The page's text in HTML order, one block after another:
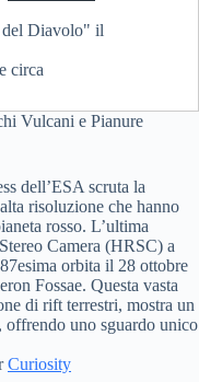
Diavolo" il
circa
Vulcani e Pianure
dell’ESA scruta la
risoluzione che hanno
rosso. L’ultima
Camera (HRSC) a
orbita il 28 ottobre
Fossae. Questa vasta
di rift terrestri, mostra un
offrendo uno sguardo unico
Curiosity